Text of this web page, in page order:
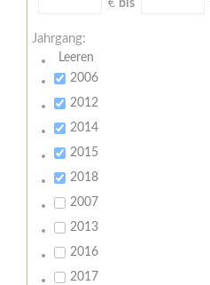
€ bis
Jahrgang:
Leeren
2006
2012
2014
2015
2018
2007
2013
2016
2017